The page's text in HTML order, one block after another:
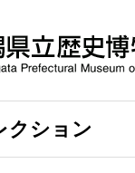
クション